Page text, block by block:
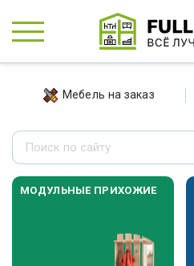
Мебель на заказ
МОДУЛЬНЫЕ ПРИХОЖИЕ